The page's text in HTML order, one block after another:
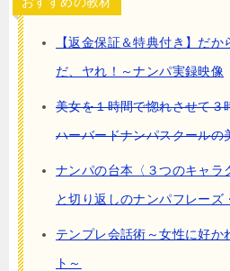
【返金保証＆特典付き】だ
だ、ヤれ！～ナンパ実録映像
美女を１時間で惚れさせて３
ハーバードナンパスクールの
ナンパの台本〈３つのキャラ
と切り返しのナンパフレーズ
テンプレ会話術～女性に好か
ト～